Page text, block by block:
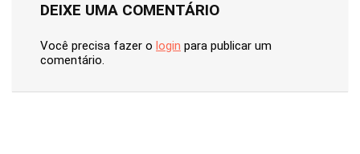
DEIXE UMA COMENTÁRIO
Você precisa fazer o login para publicar um
comentário.